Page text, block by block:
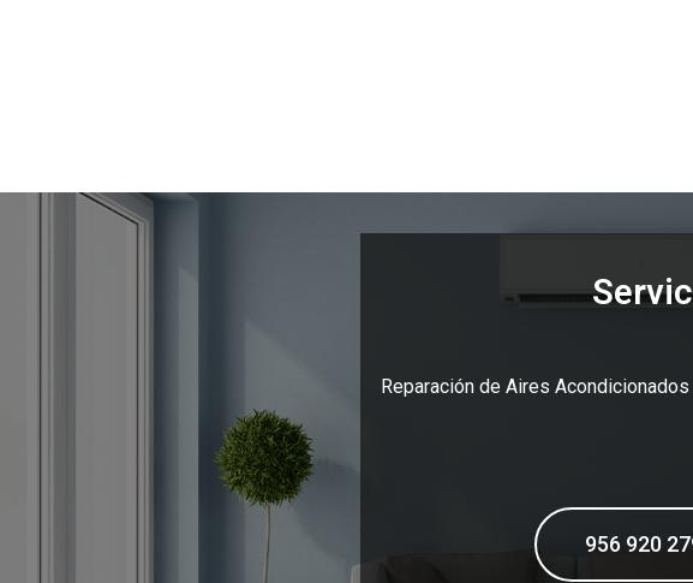
Reparación de Aires
956 920